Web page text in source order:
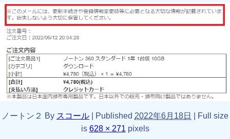
ノートン２ By スコール Published 2022年6月18日
Full size
is 628 × 271 pixels